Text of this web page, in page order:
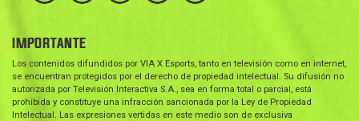
IMPORTANTE
Los contenidos difundidos por VIA X Esports, tanto en televisión como en internet,
se encuentran protegidos por el derecho de propiedad intelectual. Su difusión no
autorizada por Televisión Interactiva S.A., sea en forma total o parcial, está
prohibida y constituye una infracción sancionada por la Ley de Propiedad
Intelectual. Las expresiones vertidas en este medio son de exclusiva